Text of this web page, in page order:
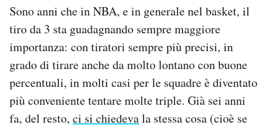
Sono anni che in NBA, e in generale nel basket, il
tiro da 3 sta guadagnando sempre maggiore
importanza: con tiratori sempre più precisi, in
grado di tirare anche da molto lontano con buone
percentuali, in molti casi per le squadre è diventato
più conveniente tentare molte triple. Già sei anni
fa, del resto, ci si chiedevala stessa cosa (cioè se